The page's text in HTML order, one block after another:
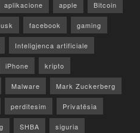
aplikacione apple Bitcoin
facebook gaming
Inteligjenca artificiale
iPhone kripto
Malware Mark Zuckerberg
perditesim Privatësia
SHBA siguria